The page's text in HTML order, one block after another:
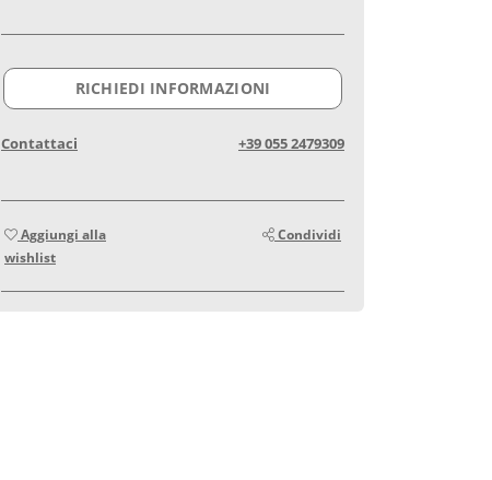
RICHIEDI INFORMAZIONI
Contattaci +39 055 2479309
Aggiungi alla
wishlist
Condividi